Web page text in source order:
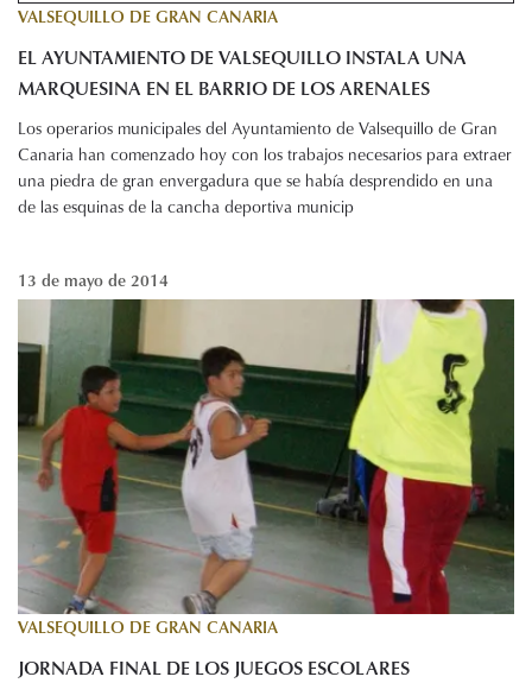
VALSEQUILLO DE GRAN CANARIA
EL AYUNTAMIENTO DE VALSEQUILLO INSTALA UNA
MARQUESINA EN EL BARRIO DE LOS ARENALES
Los operarios municipales del Ayuntamiento de Valsequillo de Gran
Canaria han comenzado hoy con los trabajos necesarios para extraer
una piedra de gran envergadura que se había desprendido en una
de las esquinas de la cancha deportiva municip
13 de mayo de 2014
VALSEQUILLO DE GRAN CANARIA
JORNADA FINAL DE LOS JUEGOS ESCOLARES